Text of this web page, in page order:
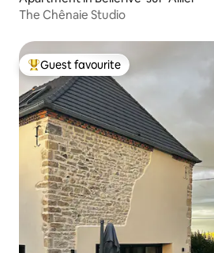
The Chênaie Studio
Top guest favourite
Guest favourite